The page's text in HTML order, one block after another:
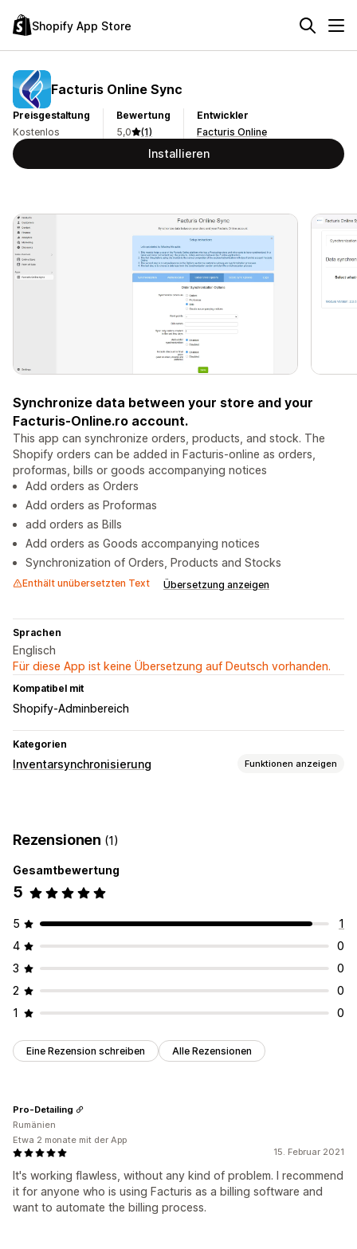
Shopify App Store
Facturis Online Sync
Preisgestaltung
Kostenlos
Bewertung
5,0
(1)
Entwickler
Facturis Online
Installieren
Synchronize data between your store and your
Facturis-Online.ro account.
This app can synchronize orders, products, and stock. The
Shopify orders can be added in Facturis-online as orders,
proformas, bills or goods accompanying notices
Add orders as Orders
Add orders as Proformas
add orders as Bills
Add orders as Goods accompanying notices
Synchronization of Orders, Products and Stocks
Enthält unübersetzten Text Übersetzung anzeigen
Sprachen
Englisch
Für diese App ist keine Übersetzung auf Deutsch vorhanden.
Kompatibel mit
Shopify-Adminbereich
Kategorien
Inventarsynchronisierung Funktionen anzeigen
Rezensionen (1)
Gesamtbewertung
5
5
1
4
0
3
0
2
0
1
0
Eine Rezension schreiben Alle Rezensionen
15. Februar 2021
It's working flawless, without any kind of problem. I recommend
it for anyone who is using Facturis as a billing software and
want to automate the billing process.
Pro-Detailing
Rumänien
Etwa 2 monate mit der App